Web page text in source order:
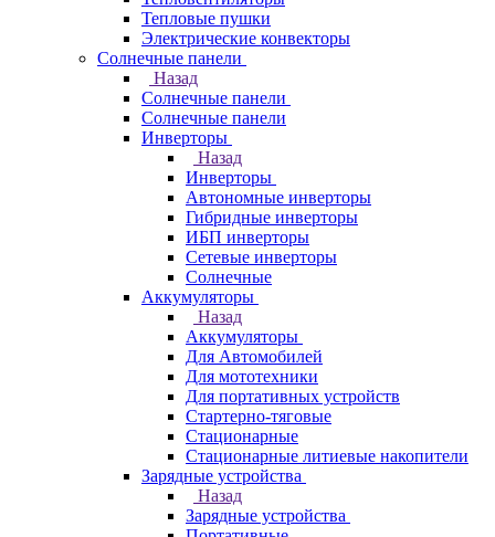
Тепловые пушки
Электрические конвекторы
Солнечные панели
Назад
Солнечные панели
Солнечные панели
Инверторы
Назад
Инверторы
Автономные инверторы
Гибридные инверторы
ИБП инверторы
Сетевые инверторы
Солнечные
Аккумуляторы
Назад
Аккумуляторы
Для Автомобилей
Для мототехники
Для портативных устройств
Стартерно-тяговые
Стационарные
Стационарные литиевые накопители
Зарядные устройства
Назад
Зарядные устройства